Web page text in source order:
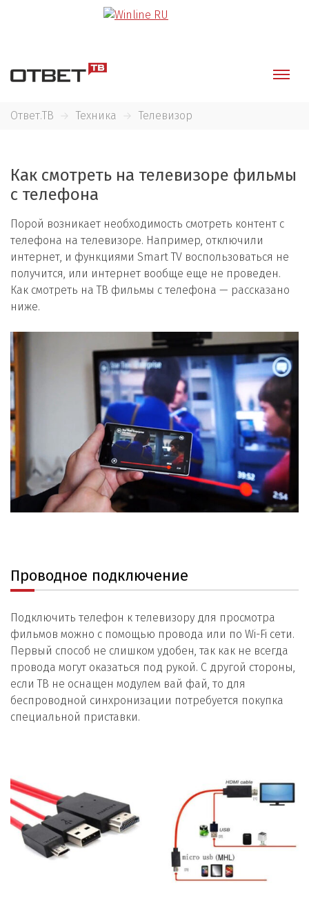
Ответ.ТВ Техника Телевизор
Как смотреть на телевизоре фильмы
с телефона
Порой возникает необходимость смотреть контент с
телефона на телевизоре. Например, отключили
интернет, и функциями Smart TV воспользоваться не
получится, или интернет вообще еще не проведен.
Как смотреть на ТВ фильмы с телефона — рассказано
ниже.
Проводное подключение
Подключить телефон к телевизору для просмотра
фильмов можно с помощью провода или по Wi-Fi сети.
Первый способ не слишком удобен, так как не всегда
провода могут оказаться под рукой. С другой стороны,
если ТВ не оснащен модулем вай фай, то для
беспроводной синхронизации потребуется покупка
специальной приставки.